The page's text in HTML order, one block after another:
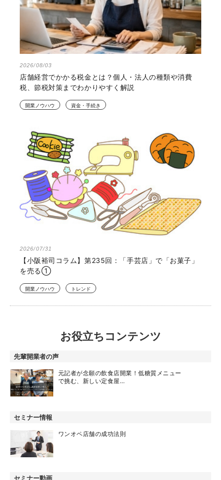
2026/08/03
店舗経営でかかる税金とは？個人・法人の種類や消費
税、節税対策までわかりやすく解説
開業ノウハウ 資金・手続き
2026/07/31
【小阪裕司コラム】第235回：「手芸店」で「お菓子」
を売る①
開業ノウハウ トレンド
お役立ちコンテンツ
先輩開業者の声
元記者が念願の飲食店開業！低糖質メニュー
で挑む、新しい定食屋…
セミナー情報
ワンオペ店舗の成功法則
セミナー動画